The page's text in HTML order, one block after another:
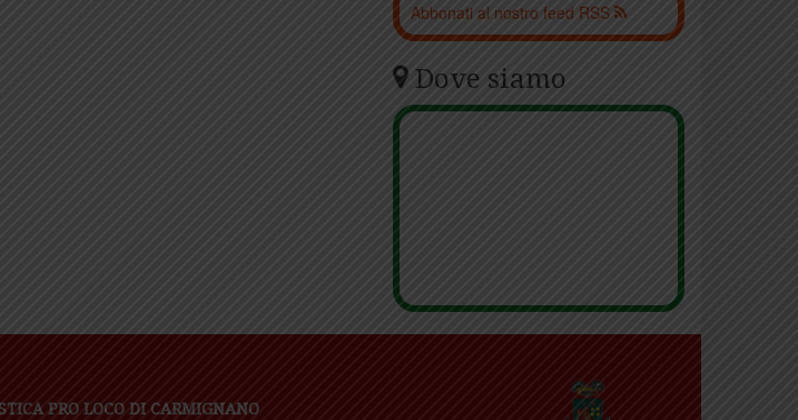
Abbonati al nostro feed RSS
Dove siamo
PRO LOCO DI CARMIGNANO